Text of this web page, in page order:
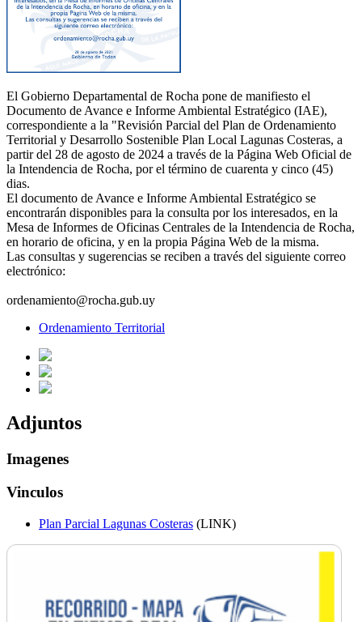
El Gobierno Departamental de Rocha pone de manifiesto el
Documento de Avance e Informe Ambiental Estratégico (IAE),
correspondiente a la "Revisión Parcial del Plan de Ordenamiento
Territorial y Desarrollo Sostenible Plan Local Lagunas Costeras, a
partir del 28 de agosto de 2024 a través de la Página Web Oficial de
la Intendencia de Rocha, por el término de cuarenta y cinco (45)
dias.
El documento de Avance e Informe Ambiental Estratégico se
encontrarán disponibles para la consulta por los interesados, en la
Mesa de Informes de Oficinas Centrales de la Intendencia de Rocha,
en horario de oficina, y en la propia Página Web de la misma.
Las consultas y sugerencias se reciben a través del siguiente correo
electrónico:
ordenamiento@rocha.gub.uy
Ordenamiento Territorial
Adjuntos
Imagenes
Vinculos
Plan Parcial Lagunas Costeras (LINK)